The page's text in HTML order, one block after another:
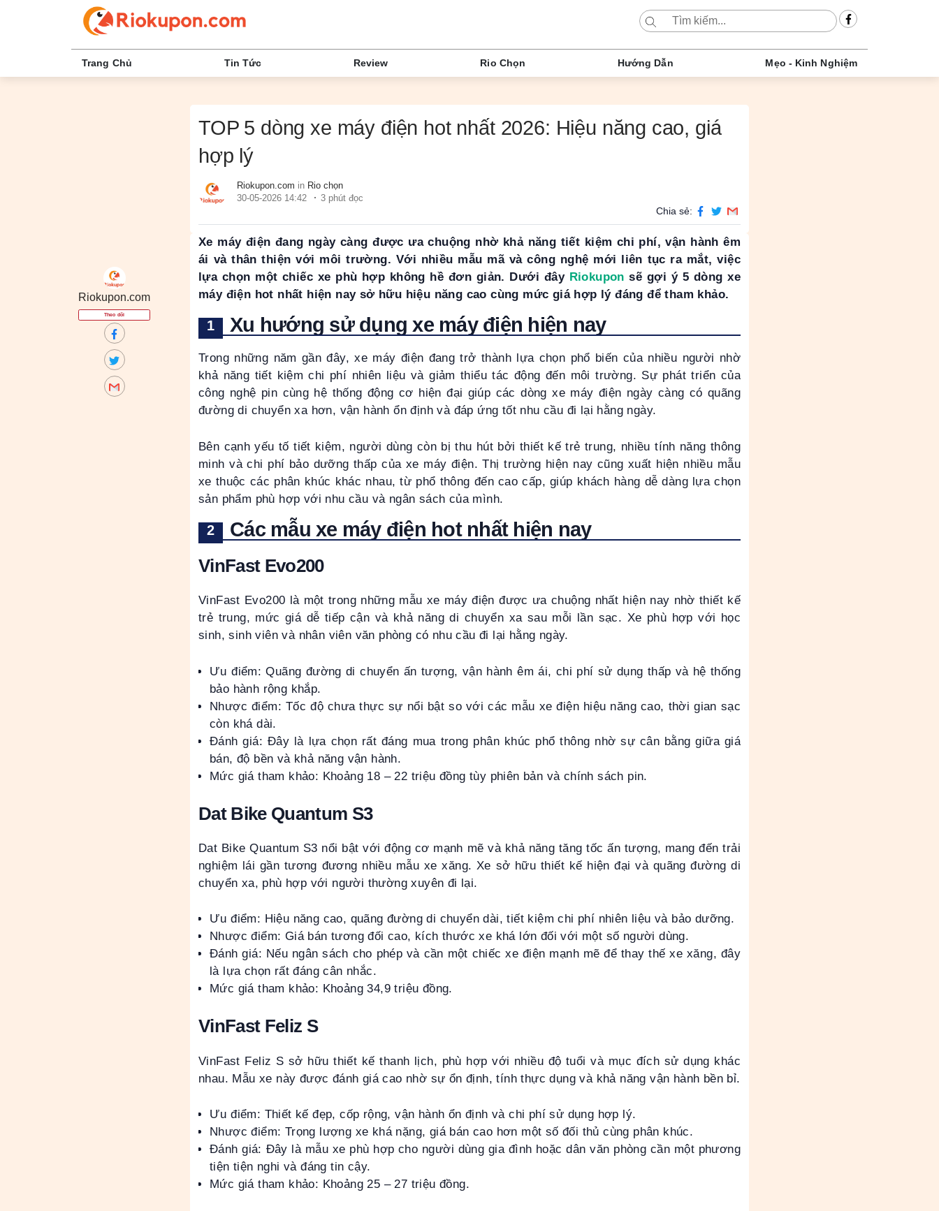
Trang Chủ Tin Tức Review Rio Chọn Hướng Dẫn Mẹo - Kinh Nghiệm
TOP 5 dòng xe máy điện hot nhất 2026: Hiệu năng cao, giá
hợp lý
Riokupon.com in Rio chọn
30-05-2026 14:42
3 phút đọc
Chia sẻ:
Riokupon.com
Theo dõi
Xe máy điện đang ngày càng được ưa chuộng nhờ khả năng tiết kiệm chi phí, vận hành êm
ái và thân thiện với môi trường. Với nhiều mẫu mã và công nghệ mới liên tục ra mắt, việc
lựa chọn một chiếc xe phù hợp không hề đơn giản. Dưới đây Riokupon sẽ gợi ý 5 dòng xe
máy điện hot nhất hiện nay sở hữu hiệu năng cao cùng mức giá hợp lý đáng để tham khảo.
Xu hướng sử dụng xe máy điện hiện nay
Trong những năm gần đây, xe máy điện đang trở thành lựa chọn phổ biến của nhiều người nhờ
khả năng tiết kiệm chi phí nhiên liệu và giảm thiểu tác động đến môi trường. Sự phát triển của
công nghệ pin cùng hệ thống động cơ hiện đại giúp các dòng xe máy điện ngày càng có quãng
đường di chuyển xa hơn, vận hành ổn định và đáp ứng tốt nhu cầu đi lại hằng ngày.
Bên cạnh yếu tố tiết kiệm, người dùng còn bị thu hút bởi thiết kế trẻ trung, nhiều tính năng thông
minh và chi phí bảo dưỡng thấp của xe máy điện. Thị trường hiện nay cũng xuất hiện nhiều mẫu
xe thuộc các phân khúc khác nhau, từ phổ thông đến cao cấp, giúp khách hàng dễ dàng lựa chọn
sản phẩm phù hợp với nhu cầu và ngân sách của mình.
Các mẫu xe máy điện hot nhất hiện nay
VinFast Evo200
VinFast Evo200 là một trong những mẫu xe máy điện được ưa chuộng nhất hiện nay nhờ thiết kế
trẻ trung, mức giá dễ tiếp cận và khả năng di chuyển xa sau mỗi lần sạc. Xe phù hợp với học
sinh, sinh viên và nhân viên văn phòng có nhu cầu đi lại hằng ngày.
Ưu điểm: Quãng đường di chuyển ấn tượng, vận hành êm ái, chi phí sử dụng thấp và hệ thống
bảo hành rộng khắp.
Nhược điểm: Tốc độ chưa thực sự nổi bật so với các mẫu xe điện hiệu năng cao, thời gian sạc
còn khá dài.
Đánh giá: Đây là lựa chọn rất đáng mua trong phân khúc phổ thông nhờ sự cân bằng giữa giá
bán, độ bền và khả năng vận hành.
Mức giá tham khảo: Khoảng 18 – 22 triệu đồng tùy phiên bản và chính sách pin.
Dat Bike Quantum S3
Dat Bike Quantum S3 nổi bật với động cơ mạnh mẽ và khả năng tăng tốc ấn tượng, mang đến trải
nghiệm lái gần tương đương nhiều mẫu xe xăng. Xe sở hữu thiết kế hiện đại và quãng đường di
chuyển xa, phù hợp với người thường xuyên đi lại.
Ưu điểm: Hiệu năng cao, quãng đường di chuyển dài, tiết kiệm chi phí nhiên liệu và bảo dưỡng.
Nhược điểm: Giá bán tương đối cao, kích thước xe khá lớn đối với một số người dùng.
Đánh giá: Nếu ngân sách cho phép và cần một chiếc xe điện mạnh mẽ để thay thế xe xăng, đây
là lựa chọn rất đáng cân nhắc.
Mức giá tham khảo: Khoảng 34,9 triệu đồng.
VinFast Feliz S
VinFast Feliz S sở hữu thiết kế thanh lịch, phù hợp với nhiều độ tuổi và mục đích sử dụng khác
nhau. Mẫu xe này được đánh giá cao nhờ sự ổn định, tính thực dụng và khả năng vận hành bền bỉ.
Ưu điểm: Thiết kế đẹp, cốp rộng, vận hành ổn định và chi phí sử dụng hợp lý.
Nhược điểm: Trọng lượng xe khá nặng, giá bán cao hơn một số đối thủ cùng phân khúc.
Đánh giá: Đây là mẫu xe phù hợp cho người dùng gia đình hoặc dân văn phòng cần một phương
tiện tiện nghi và đáng tin cậy.
Mức giá tham khảo: Khoảng 25 – 27 triệu đồng.